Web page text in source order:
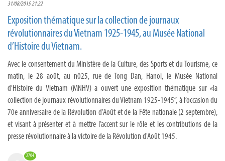
31/08/2015 21:22
Exposition thématique sur la collection de journaux
révolutionnaires du Vietnam 1925-1945, au Musée National
d’Histoire du Vietnam.
Avec le consentement du Ministère de la Culture, des Sports et du Tourisme, ce
matin, le 28 août, au n025, rue de Tong Dan, Hanoi, le Musée National
d’Histoire du Vietnam (MNHV) a ouvert une exposition thématique sur «la
collection de journaux révolutionnaires du Vietnam 1925-1945”, à l’occasion du
70e anniversaire de la Révolution d’Août et de la Fête nationale (2 septembre),
et visant à présenter et à mettre l’accent sur le rôle et les contributions de la
presse révolutionnaire à la victoire de la Révolution d'Août 1945.
2704